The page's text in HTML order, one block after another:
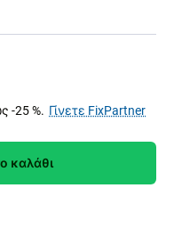
-25 %. Γίνετε FixPartner
καλάθι